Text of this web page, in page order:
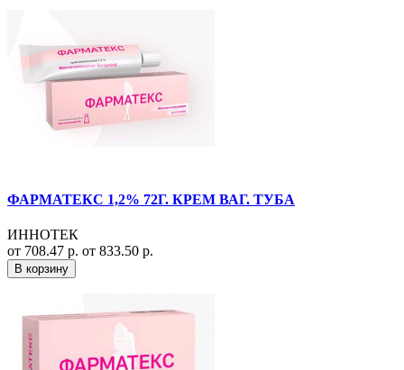
ФАРМАТЕКС 1,2% 72Г. КРЕМ ВАГ. ТУБА
ИННОТЕК
от 708.47 р. от 833.50 р.
В корзину